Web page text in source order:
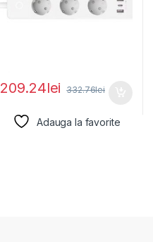
209.24lei 332.76lei
Adauga la favorite